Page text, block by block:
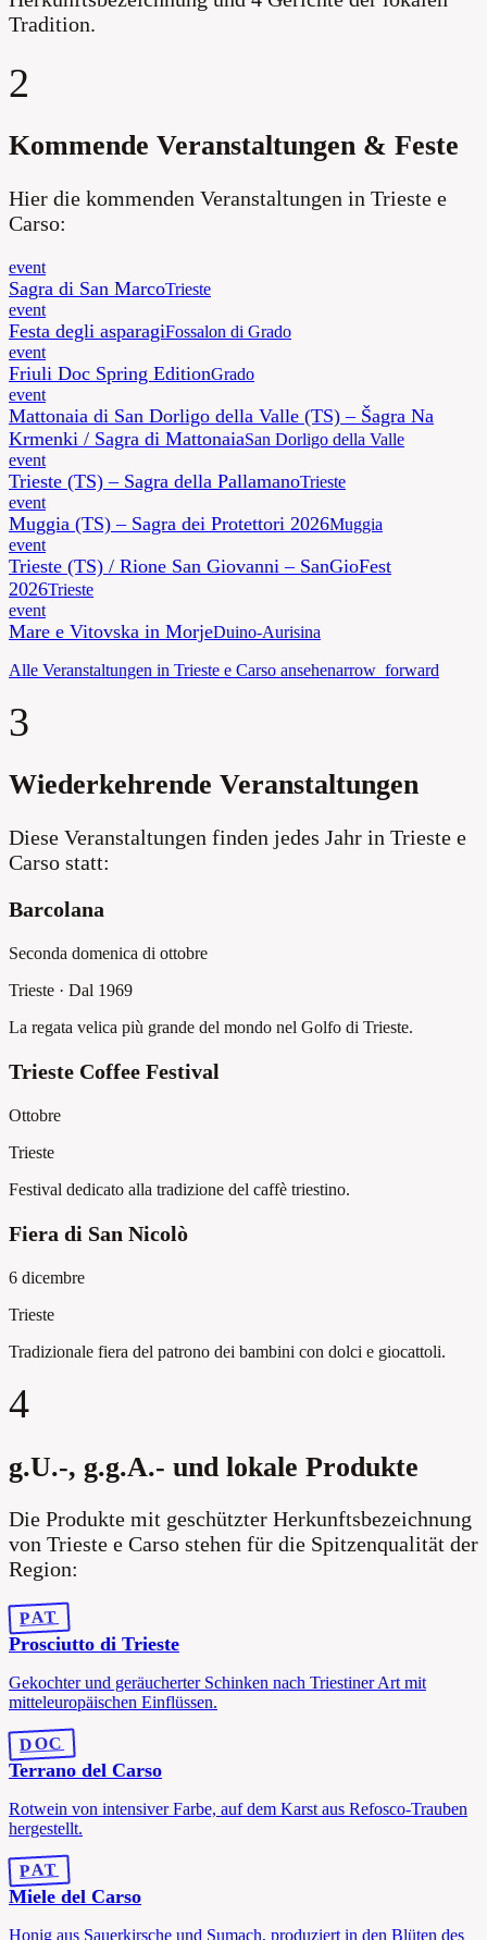
Tradition.
2
Kommende Veranstaltungen & Feste
Hier die kommenden Veranstaltungen in Trieste e
Carso:
event
Sagra di San MarcoTrieste
event
Festa degli asparagiFossalon di Grado
event
Friuli Doc Spring EditionGrado
event
Mattonaia di San Dorligo della Valle (TS) – Šagra Na
Krmenki / Sagra di MattonaiaSan Dorligo della Valle
event
Trieste (TS) – Sagra della PallamanoTrieste
event
Muggia (TS) – Sagra dei Protettori 2026Muggia
event
Trieste (TS) / Rione San Giovanni – SanGioFest
2026Trieste
event
Mare e Vitovska in MorjeDuino-Aurisina
Alle Veranstaltungen in Trieste e Carso ansehenarrow_forward
3
Wiederkehrende Veranstaltungen
Diese Veranstaltungen finden jedes Jahr in Trieste e
Carso statt:
Barcolana
Seconda domenica di ottobre
Trieste · Dal 1969
La regata velica più grande del mondo nel Golfo di Trieste.
Trieste Coffee Festival
Ottobre
Trieste
Festival dedicato alla tradizione del caffè triestino.
Fiera di San Nicolò
6 dicembre
Trieste
Tradizionale fiera del patrono dei bambini con dolci e giocattoli.
4
g.U.-, g.g.A.- und lokale Produkte
Die Produkte mit geschützter Herkunftsbezeichnung
von Trieste e Carso stehen für die Spitzenqualität der
Region:
PAT
Prosciutto di Trieste
Gekochter und geräucherter Schinken nach Triestiner Art mit
mitteleuropäischen Einflüssen.
DOC
Terrano del Carso
Rotwein von intensiver Farbe, auf dem Karst aus Refosco-Trauben
hergestellt.
PAT
Miele del Carso
Honig aus Sauerkirsche und Sumach, produziert in den Blüten des